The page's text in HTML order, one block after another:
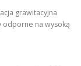
grawitacyjna
odporne na wysoką